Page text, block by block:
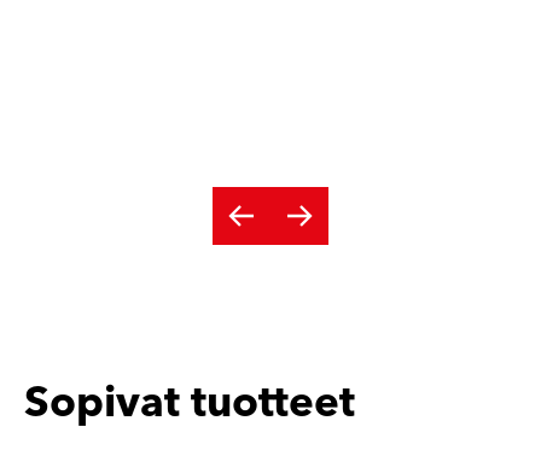
Sopivat tuotteet